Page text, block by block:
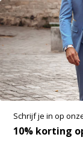
SUMMER SALE:
Fellows
Turquoise
Aan verlanglijst
Schrijf je in op
10% korting